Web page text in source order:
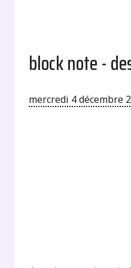
block note -
mercredi 4 décembre